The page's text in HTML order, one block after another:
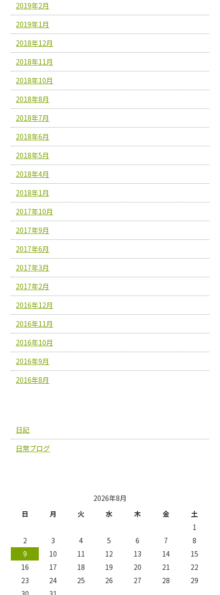
2019年2月
2019年1月
2018年12月
2018年11月
2018年10月
2018年8月
2018年7月
2018年6月
2018年5月
2018年4月
2018年1月
2017年10月
2017年9月
2017年6月
2017年3月
2017年2月
2016年12月
2016年11月
2016年10月
2016年9月
2016年8月
日記
日常ブログ
2026年8月
日
月 火 水 木 金
土
1
2
3 4 5 6 7
8
9
10 11 12 13 14
15
16
17 18 19 20 21
22
23
24 25 26 27 28
29